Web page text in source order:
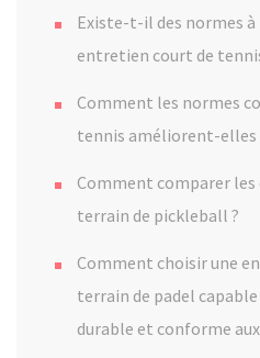
Existe-t-il des normes
entretien court de
Comment les normes
tennis améliorent-elles
Comment comparer les
terrain de pickleball ?
Comment choisir une
terrain de padel
durable et conforme